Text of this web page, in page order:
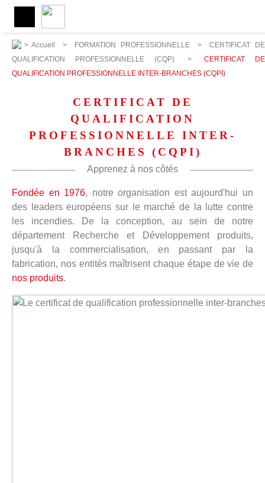
> Accueil > FORMATION PROFESSIONNELLE >
CERTIFICAT DE
QUALIFICATION PROFESSIONNELLE (CQP)
>
CERTIFICAT DE
QUALIFICATION PROFESSIONNELLE INTER-BRANCHES (CQPI)
CERTIFICAT DE
QUALIFICATION
PROFESSIONNELLE INTER-
BRANCHES (CQPI)
Apprenez à nos côtés
Fondée en 1976, notre organisation est aujourd'hui un
des leaders européens sur le marché de la lutte contre
les incendies. De la conception, au sein de notre
département Recherche et Développement produits,
jusqu'à la commercialisation, en passant par la
fabrication, nos entités maîtrisent chaque étape de vie de
nos produits.